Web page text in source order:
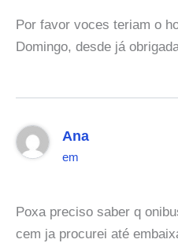
Por favor voces teriam o
Domingo, desde já
Ana
em
Poxa preciso saber q
cem ja procurei até